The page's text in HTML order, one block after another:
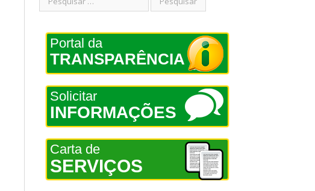
Portal da
TRANSPARÊNCIA
Solicitar
INFORMAÇÕES
Carta de
SERVIÇOS